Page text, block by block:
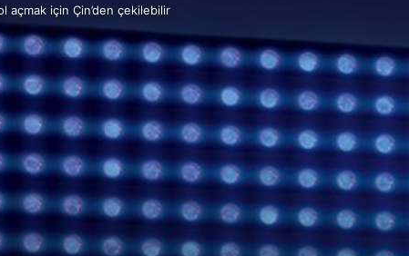
açmak için Çin’den çekilebilir